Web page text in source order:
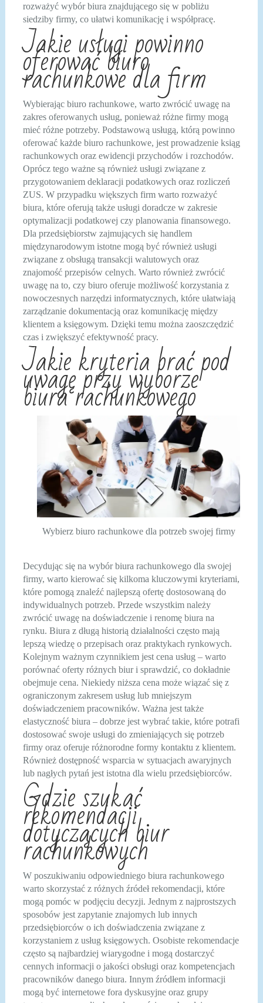
rozważyć wybór biura znajdującego się w pobliżu
siedziby firmy, co ułatwi komunikację i współpracę.
Jakie usługi powinno
oferować biuro
rachunkowe dla firm
Wybierając biuro rachunkowe, warto zwrócić uwagę na
zakres oferowanych usług, ponieważ różne firmy mogą
mieć różne potrzeby. Podstawową usługą, którą powinno
oferować każde biuro rachunkowe, jest prowadzenie ksiąg
rachunkowych oraz ewidencji przychodów i rozchodów.
Oprócz tego ważne są również usługi związane z
przygotowaniem deklaracji podatkowych oraz rozliczeń
ZUS. W przypadku większych firm warto rozważyć
biura, które oferują także usługi doradcze w zakresie
optymalizacji podatkowej czy planowania finansowego.
Dla przedsiębiorstw zajmujących się handlem
międzynarodowym istotne mogą być również usługi
związane z obsługą transakcji walutowych oraz
znajomość przepisów celnych. Warto również zwrócić
uwagę na to, czy biuro oferuje możliwość korzystania z
nowoczesnych narzędzi informatycznych, które ułatwiają
zarządzanie dokumentacją oraz komunikację między
klientem a księgowym. Dzięki temu można zaoszczędzić
czas i zwiększyć efektywność pracy.
Jakie kryteria brać pod
uwagę przy wyborze
biura rachunkowego
Wybierz biuro rachunkowe dla potrzeb swojej firmy
Decydując się na wybór biura rachunkowego dla swojej
firmy, warto kierować się kilkoma kluczowymi kryteriami,
które pomogą znaleźć najlepszą ofertę dostosowaną do
indywidualnych potrzeb. Przede wszystkim należy
zwrócić uwagę na doświadczenie i renomę biura na
rynku. Biura z długą historią działalności często mają
lepszą wiedzę o przepisach oraz praktykach rynkowych.
Kolejnym ważnym czynnikiem jest cena usług – warto
porównać oferty różnych biur i sprawdzić, co dokładnie
obejmuje cena. Niekiedy niższa cena może wiązać się z
ograniczonym zakresem usług lub mniejszym
doświadczeniem pracowników. Ważna jest także
elastyczność biura – dobrze jest wybrać takie, które potrafi
dostosować swoje usługi do zmieniających się potrzeb
firmy oraz oferuje różnorodne formy kontaktu z klientem.
Również dostępność wsparcia w sytuacjach awaryjnych
lub nagłych pytań jest istotna dla wielu przedsiębiorców.
Gdzie szukać
rekomendacji
dotyczących biur
rachunkowych
W poszukiwaniu odpowiedniego biura rachunkowego
warto skorzystać z różnych źródeł rekomendacji, które
mogą pomóc w podjęciu decyzji. Jednym z najprostszych
sposobów jest zapytanie znajomych lub innych
przedsiębiorców o ich doświadczenia związane z
korzystaniem z usług księgowych. Osobiste rekomendacje
często są najbardziej wiarygodne i mogą dostarczyć
cennych informacji o jakości obsługi oraz kompetencjach
pracowników danego biura. Innym źródłem informacji
mogą być internetowe fora dyskusyjne oraz grupy